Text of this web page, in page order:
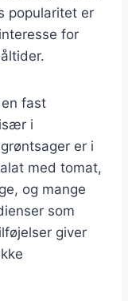
popularitet er
for
fast
i
er i
med tomat,
og mange
som
giver